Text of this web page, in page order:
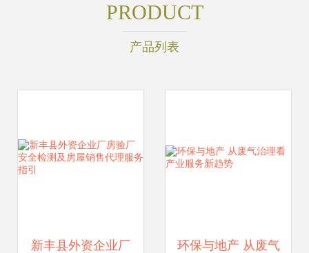
PRODUCT
产品列表
新丰县外资企业厂 环保与地产 从废气